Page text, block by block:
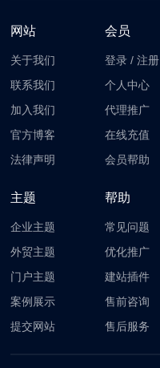
网站
关于我们
联系我们
加入我们
官方博客
法律声明
会员
登录 /注册
个人中心
代理推广
在线充值
会员帮助
主题
企业主题
外贸主题
门户主题
案例展示
提交网站
帮助
常见问题
优化推广
建站插件
售前咨询
售后服务